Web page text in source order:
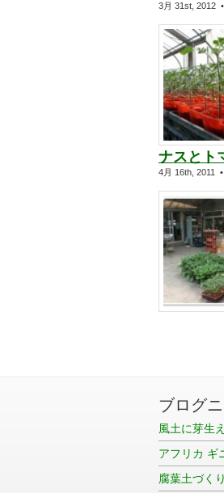
3月 31st, 2012
ナスとト
4月 16th, 2011
ブログ
風土に芽生
アフリカ ギ
腐葉土づく